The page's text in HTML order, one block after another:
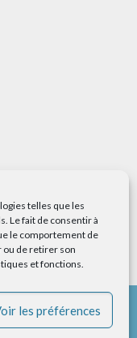
telles que les
Le fait de consentir à
le comportement de
ou de retirer son
et fonctions.
les préférences